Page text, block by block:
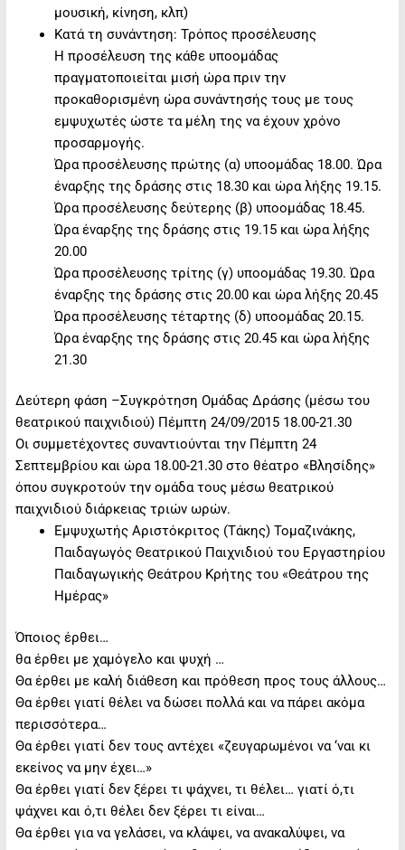
μουσική, κίνηση, κλπ)
Κατά τη συνάντηση: Τρόπος προσέλευσης
Η προσέλευση της κάθε υποομάδας
πραγματοποιείται μισή ώρα πριν την
προκαθορισμένη ώρα συνάντησής τους με τους
εμψυχωτές ώστε τα μέλη της να έχουν χρόνο
προσαρμογής.
Ώρα προσέλευσης πρώτης (α) υποομάδας 18.00. Ώρα
έναρξης της δράσης στις 18.30 και ώρα λήξης 19.15.
Ώρα προσέλευσης δεύτερης (β) υποομάδας 18.45.
Ώρα έναρξης της δράσης στις 19.15 και ώρα λήξης
20.00
Ώρα προσέλευσης τρίτης (γ) υποομάδας 19.30. Ώρα
έναρξης της δράσης στις 20.00 και ώρα λήξης 20.45
Ώρα προσέλευσης τέταρτης (δ) υποομάδας 20.15.
Ώρα έναρξης της δράσης στις 20.45 και ώρα λήξης
21.30
Δεύτερη φάση –Συγκρότηση Ομάδας Δράσης (μέσω του
θεατρικού παιχνιδιού) Πέμπτη 24/09/2015 18.00-21.30
Οι συμμετέχοντες συναντιούνται την Πέμπτη 24
Σεπτεμβρίου και ώρα 18.00-21.30 στο θέατρο «Βλησίδης»
όπου συγκροτούν την ομάδα τους μέσω θεατρικού
παιχνιδιού διάρκειας τριών ωρών.
Εμψυχωτής Αριστόκριτος (Τάκης) Τομαζινάκης,
Παιδαγωγός Θεατρικού Παιχνιδιού του Εργαστηρίου
Παιδαγωγικής Θεάτρου Κρήτης του «Θεάτρου της
Ημέρας»
Όποιος έρθει…
θα έρθει με χαμόγελο και ψυχή …
Θα έρθει με καλή διάθεση και πρόθεση προς τους άλλους…
Θα έρθει γιατί θέλει να δώσει πολλά και να πάρει ακόμα
περισσότερα…
Θα έρθει γιατί δεν τους αντέχει «ζευγαρωμένοι να ‘ναι κι
εκείνος να μην έχει…»
Θα έρθει γιατί δεν ξέρει τι ψάχνει, τι θέλει… γιατί ό,τι
ψάχνει και ό,τι θέλει δεν ξέρει τι είναι…
Θα έρθει για να γελάσει, να κλάψει, να ανακαλύψει, να